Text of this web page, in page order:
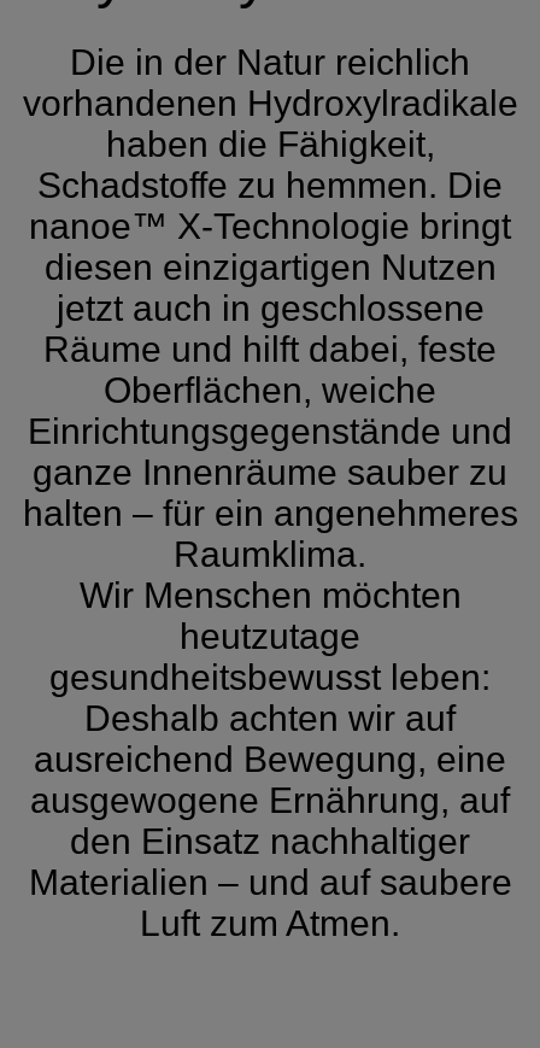
Die in der Natur reichlich
vorhandenen Hydroxylradikale
haben die Fähigkeit,
Schadstoffe zu hemmen. Die
nanoe™ X-Technologie bringt
diesen einzigartigen Nutzen
jetzt auch in geschlossene
Räume und hilft dabei, feste
Oberflächen, weiche
Einrichtungsgegenstände und
ganze Innenräume sauber zu
halten – für ein angenehmeres
Raumklima.
Wir Menschen möchten
heutzutage
gesundheitsbewusst leben:
Deshalb achten wir auf
ausreichend Bewegung, eine
ausgewogene Ernährung, auf
den Einsatz nachhaltiger
Materialien – und auf saubere
Luft zum Atmen.